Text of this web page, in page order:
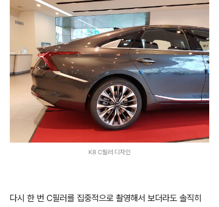
K8 C필러 디자인
다시 한 번 C필러를 집중적으로 촬영해서 보더라도 솔직히